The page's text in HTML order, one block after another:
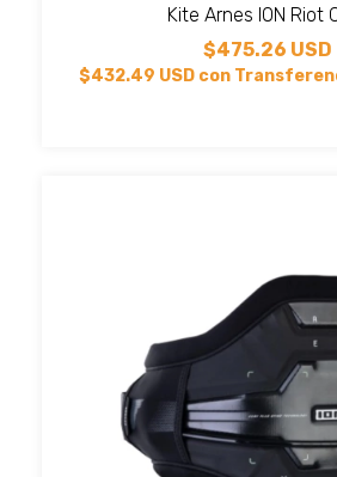
Kite Arnes ION Riot
$475.26 USD
$432.49 USD con